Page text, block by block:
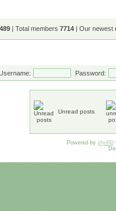
| Total members 7714 | Our newest
Password:
Unread posts
Powered by phpBB